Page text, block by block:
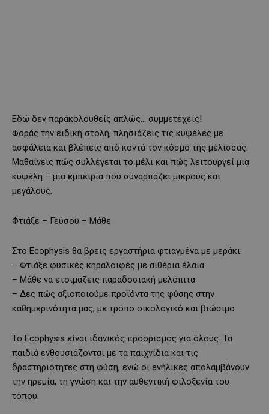
Εδώ δεν παρακολουθείς απλώς… συμμετέχεις!
Φοράς την ειδική στολή, πλησιάζεις τις κυψέλες με
ασφάλεια και βλέπεις από κοντά τον κόσμο της μέλισσας.
Μαθαίνεις πώς συλλέγεται το μέλι και πώς λειτουργεί μια
κυψέλη – μια εμπειρία που συναρπάζει μικρούς και
μεγάλους.
Φτιάξε – Γεύσου – Μάθε
Στο Ecophysis θα βρεις εργαστήρια φτιαγμένα με μεράκι:
– Φτιάξε φυσικές κηραλοιφές με αιθέρια έλαια
– Μάθε να ετοιμάζεις παραδοσιακή μελόπιτα
– Δες πώς αξιοποιούμε προϊόντα της φύσης στην
καθημερινότητά μας, με τρόπο οικολογικό και βιώσιμο
Το Ecophysis είναι ιδανικός προορισμός για όλους. Τα
παιδιά ενθουσιάζονται με τα παιχνίδια και τις
δραστηριότητες στη φύση, ενώ οι ενήλικες απολαμβάνουν
την ηρεμία, τη γνώση και την αυθεντική φιλοξενία του
τόπου.